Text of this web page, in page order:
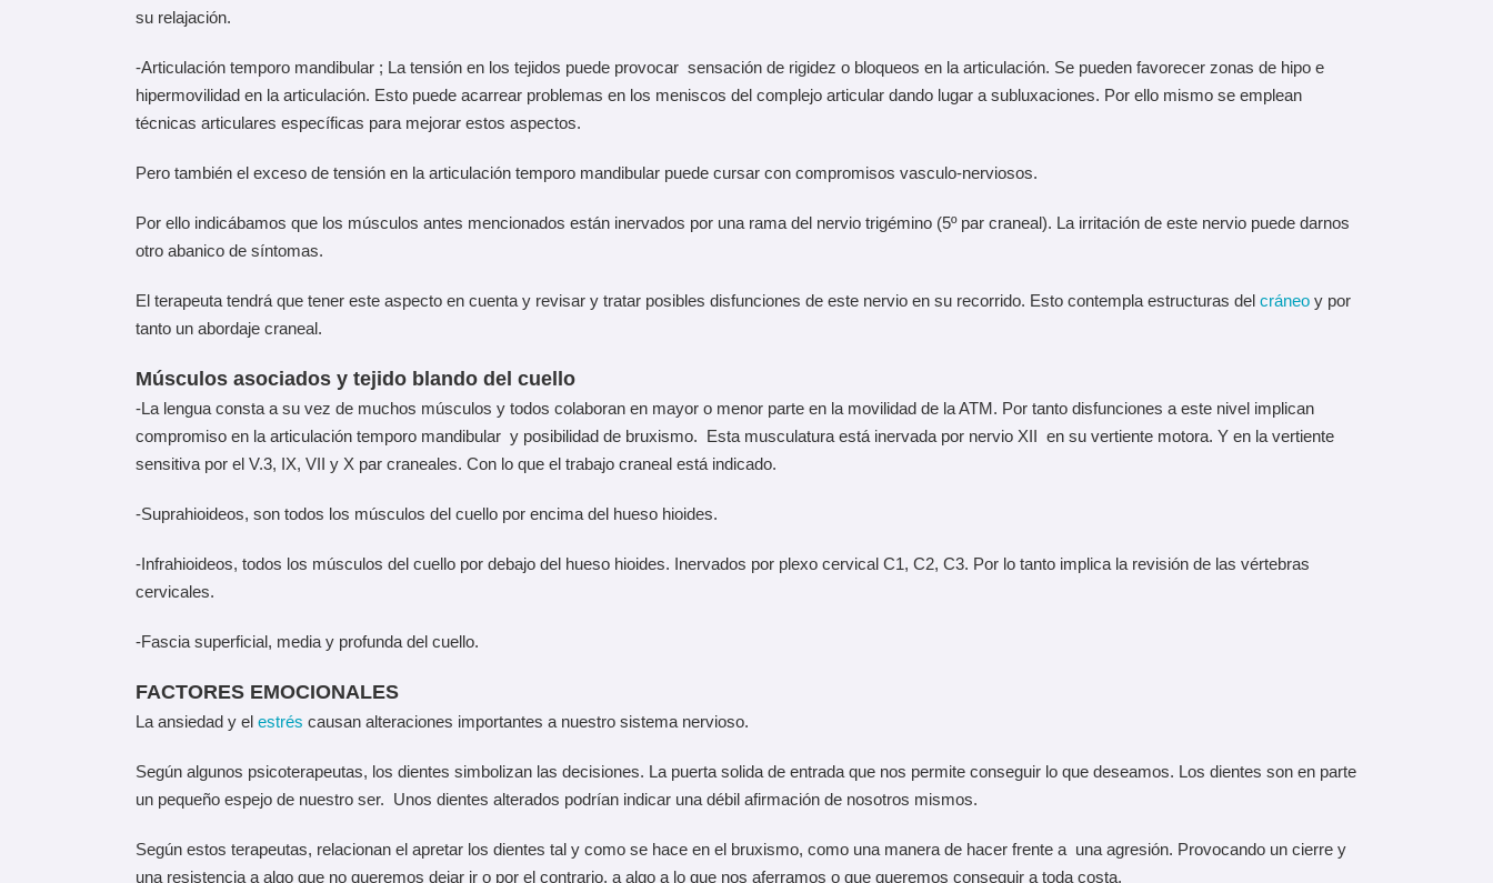
su relajación.
-Articulación temporo mandibular ; La tensión en los tejidos puede provocar sensación de rigidez o bloqueos en la articulación. Se pueden favorecer zonas de hipo e
hipermovilidad en la articulación. Esto puede acarrear problemas en los meniscos del complejo articular dando lugar a subluxaciones. Por ello mismo se emplean
técnicas articulares específicas para mejorar estos aspectos.
Pero también el exceso de tensión en la articulación temporo mandibular puede cursar con compromisos vasculo-nerviosos.
Por ello indicábamos que los músculos antes mencionados están inervados por una rama del nervio trigémino (5º par craneal). La irritación de este nervio puede darnos
otro abanico de síntomas.
El terapeuta tendrá que tener este aspecto en cuenta y revisar y tratar posibles disfunciones de este nervio en su recorrido. Esto contempla estructuras del cráneo y por
tanto un abordaje craneal.
Músculos asociados y tejido blando del cuello
-La lengua consta a su vez de muchos músculos y todos colaboran en mayor o menor parte en la movilidad de la ATM. Por tanto disfunciones a este nivel implican
compromiso en la articulación temporo mandibular y posibilidad de bruxismo. Esta musculatura está inervada por nervio XII en su vertiente motora. Y en la vertiente
sensitiva por el V.3, IX, VII y X par craneales. Con lo que el trabajo craneal está indicado.
-Suprahioideos, son todos los músculos del cuello por encima del hueso hioides.
-Infrahioideos, todos los músculos del cuello por debajo del hueso hioides. Inervados por plexo cervical C1, C2, C3. Por lo tanto implica la revisión de las vértebras
cervicales.
-Fascia superficial, media y profunda del cuello.
FACTORES EMOCIONALES
La ansiedad y el estrés causan alteraciones importantes a nuestro sistema nervioso.
Según algunos psicoterapeutas, los dientes simbolizan las decisiones. La puerta solida de entrada que nos permite conseguir lo que deseamos. Los dientes son en parte
un pequeño espejo de nuestro ser. Unos dientes alterados podrían indicar una débil afirmación de nosotros mismos.
Según estos terapeutas, relacionan el apretar los dientes tal y como se hace en el bruxismo, como una manera de hacer frente a una agresión. Provocando un cierre y
una resistencia a algo que no queremos dejar ir o por el contrario, a algo a lo que nos aferramos o que queremos conseguir a toda costa.